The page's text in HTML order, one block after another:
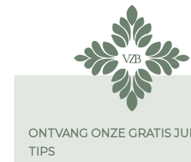
ONTVANG ONZE GRATIS
TIPS